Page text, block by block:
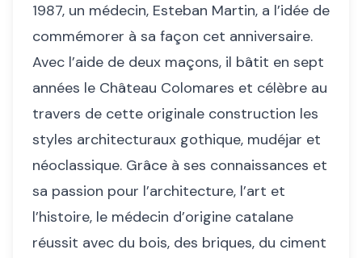
1987, un médecin, Esteban Martin, a l’idée de
commémorer à sa façon cet anniversaire.
Avec l’aide de deux maçons, il bâtit en sept
années le Château Colomares et célèbre au
travers de cette originale construction les
styles architecturaux gothique, mudéjar et
néoclassique. Grâce à ses connaissances et
sa passion pour l’architecture, l’art et
l’histoire, le médecin d’origine catalane
réussit avec du bois, des briques, du ciment